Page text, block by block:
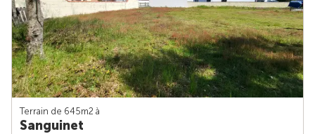
Terrain de 645m2 à
Sanguinet